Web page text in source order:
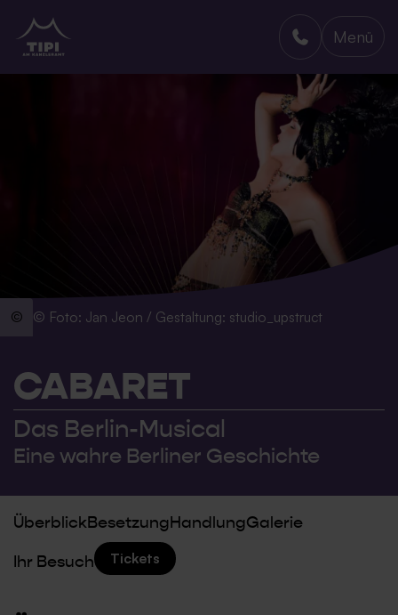
TIPI AM KANZLERAMT
Menü
© Foto: Jan Jeon / Gestaltung: studio_upstruct
CABARET
Das Berlin-Musical
Eine wahre Berliner Geschichte
ÜberblickBesetzung HandlungGalerie
Ihr Besuch Tickets